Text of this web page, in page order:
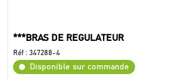
***BRAS DE REGULATEUR
Réf : 347288-4
Disponible sur commande